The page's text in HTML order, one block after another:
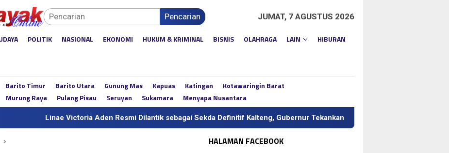
Pencarian JUMAT, 7 AGUSTUS 2026
POLITIK NASIONAL EKONOMI HUKUM & KRIMINAL BISNIS OLAHRAGA LAIN HIBURAN
Barito Timur Barito Utara Gunung Mas Kapuas Katingan
Kotawaringin Barat
Murung Raya Pulang Pisau Seruyan Sukamara Menyapa Nusantara
Victoria Aden Resmi Dilantik sebagai Sekda Definitif Kalteng, Gubernur Tekankan Kerja Keras dan Kolaborasi
HALAMAN FACEBOOK